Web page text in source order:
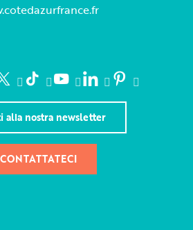
alla nostra newsletter
CONTATTATECI